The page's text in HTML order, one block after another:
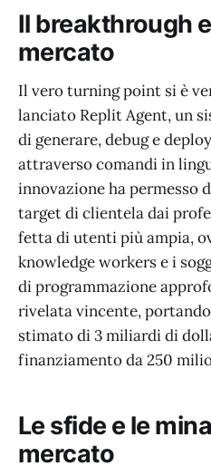
Il breakthrough
mercato
Il vero turning point si è
lanciato Replit Agent, un
di generare, debug e
attraverso comandi in
innovazione ha permesso
target di clientela dai
fetta di utenti più ampia,
knowledge workers e i
di programmazione
rivelata vincente,
stimato di 3 miliardi di
finanziamento da 250
Le sfide e le
mercato